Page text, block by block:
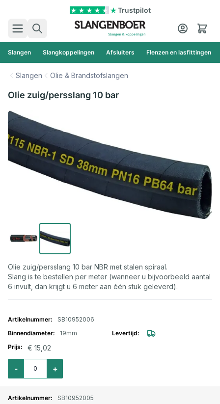
Trustpilot
Zoek
Cart
Slangen Slangkoppelingen Afsluiters Flenzen en lasfittingen
Slangen Olie & Brandstofslangen
Olie zuig/persslang 10 bar
Olie zuig/persslang 10 bar NBR met stalen spiraal.
Slang is te bestellen per meter (wanneer u bijvoorbeeld aantal
6 invult, dan krijgt u 6 meter aan één stuk geleverd).
SB10952006
19mm
€ 15,02
Aantal voor Olie zuig/persslang 10 bar 19mm
+
-
SB10952005